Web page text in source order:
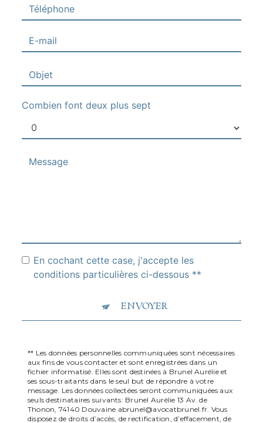
Combien font deux plus sept
En cochant cette case, j'accepte les
conditions particulières ci-dessous **
ENVOYER
** Les données personnelles communiquées sont nécessaires
aux fins de vous contacter et sont enregistrées dans un
fichier informatisé. Elles sont destinées à Brunel Aurélie et
ses sous-traitants dans le seul but de répondre à votre
message. Les données collectées seront communiquées aux
seuls destinataires suivants: Brunel Aurélie 13 Av. de
Thonon, 74140 Douvaine abrunel@avocatbrunel.fr. Vous
disposez de droits d’accès, de rectification, d’effacement, de